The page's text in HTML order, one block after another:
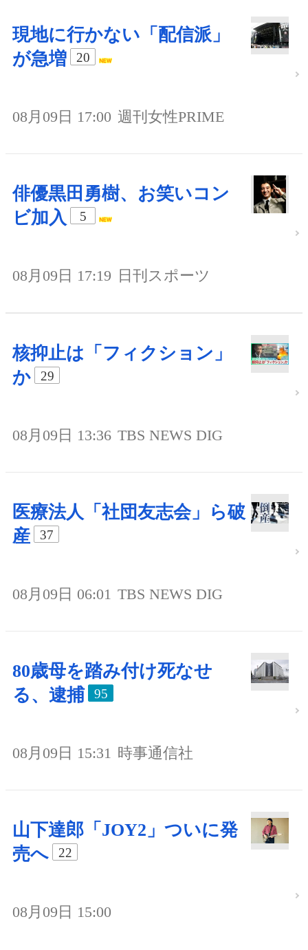
現地に行かない「配信派」
が急増
20
08月09日 17:00 週刊女性PRIME
俳優黒田勇樹、お笑いコン
ビ加入
5
08月09日 17:19 日刊スポーツ
核抑止は「フィクション」
か
29
08月09日 13:36 TBS NEWS DIG
医療法人「社団友志会」ら破
産
37
08月09日 06:01 TBS NEWS DIG
80歳母を踏み付け死なせ
る、逮捕
95
08月09日 15:31 時事通信社
山下達郎「JOY2」ついに発
売へ
22
08月09日 15:00